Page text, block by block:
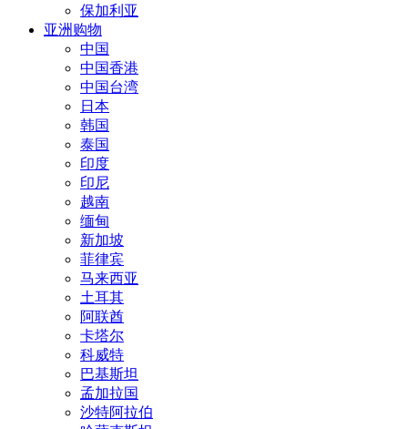
保加利亚
亚洲购物
中国
中国香港
中国台湾
日本
韩国
泰国
印度
印尼
越南
缅甸
新加坡
菲律宾
马来西亚
土耳其
阿联酋
卡塔尔
科威特
巴基斯坦
孟加拉国
沙特阿拉伯